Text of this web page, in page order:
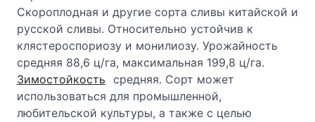
Скороплодная и другие сорта сливы китайской и
русской сливы. Относительно устойчив к
клястероспориозу и монилиозу. Урожайность
средняя 88,6 ц/га, максимальная 199,8 ц/га.
Зимостойкость средняя. Сорт может
использоваться для промышленной,
любительской культуры, а также с целью